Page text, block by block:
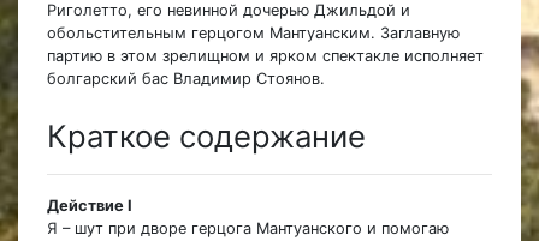
Риголетто, его невинной дочерью Джильдой и
обольстительным герцогом Мантуанским. Заглавную
партию в этом зрелищном и ярком спектакле исполняет
болгарский бас Владимир Стоянов.
Краткое содержание
Действие I
Я – шут при дворе герцога Мантуанского и помогаю